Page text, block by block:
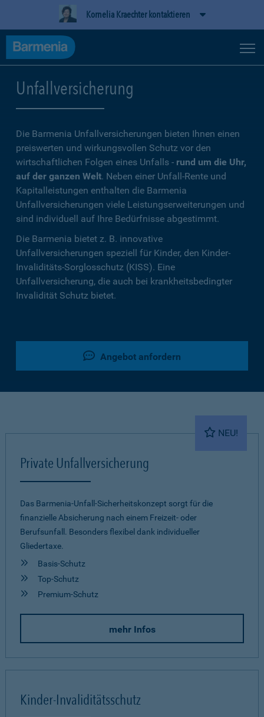
Kornelia Kraechter kontaktieren
Unfallversicherung
Die Barmenia Unfallversicherungen bieten Ihnen einen
preiswerten und wirkungsvollen Schutz vor den
wirtschaftlichen Folgen eines Unfalls - rund um die Uhr,
auf der ganzen Welt. Neben einer Unfall-Rente und
Kapitalleistungen enthalten die Barmenia
Unfallversicherungen viele Leistungserweiterungen und
sind individuell auf Ihre Bedürfnisse abgestimmt.
Die Barmenia bietet z. B. innovative
Unfallversicherungen speziell für Kinder, den Kinder-
Invaliditäts-Sorglosschutz (KISS). Eine
Unfallversicherung, die auch bei krankheitsbedingter
Invalidität Schutz bietet.
Angebot anfordern
NEU!
Private Unfallversicherung
Das Barmenia-Unfall-Sicherheitskonzept sorgt für die
finanzielle Absicherung nach einem Freizeit- oder
Berufsunfall. Besonders flexibel dank individueller
Gliedertaxe.
Basis-Schutz
Top-Schutz
Premium-Schutz
mehr Infos
Kinder-Invaliditätsschutz